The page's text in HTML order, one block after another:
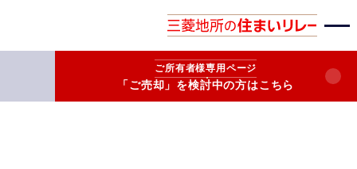
ご所有者様専用ページ
「ご売却」を検討中の方はこちら